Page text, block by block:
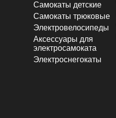
Самокаты детские
Самокаты трюковые
Электровелосипеды
Аксессуары для
электросамоката
Электроснегокаты